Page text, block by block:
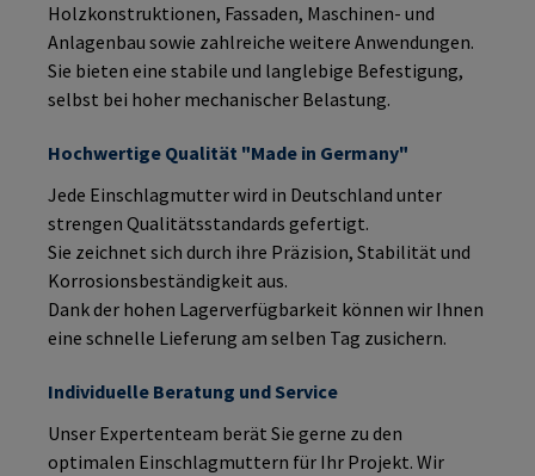
Holzkonstruktionen, Fassaden, Maschinen- und
Anlagenbau sowie zahlreiche weitere Anwendungen.
Sie bieten eine stabile und langlebige Befestigung,
selbst bei hoher mechanischer Belastung.
Hochwertige Qualität "Made in Germany"
Jede Einschlagmutter wird in Deutschland unter
strengen Qualitätsstandards gefertigt.
Sie zeichnet sich durch ihre Präzision, Stabilität und
Korrosionsbeständigkeit aus.
Dank der hohen Lagerverfügbarkeit können wir Ihnen
eine schnelle Lieferung am selben Tag zusichern.
Individuelle Beratung und Service
Unser Expertenteam berät Sie gerne zu den
optimalen Einschlagmuttern für Ihr Projekt. Wir